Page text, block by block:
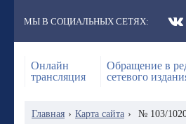
МЫ В СОЦИАЛЬНЫХ СЕТЯХ:
Онлайн
трансляция
Обращение в
сетевого
Главная › Карта сайта › № 103/1020